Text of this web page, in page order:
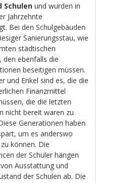
Schulen und wurden in
Jahrzehnte
Bei den Schulgebäuden
Sanierungsstau, wie
städtischen
den ebenfalls die
beseitigen müssen.
und Enkel sind es, die die
Finanzmittel
die die letzten
nicht bereit waren zu
Generationen haben
um es anderswo
können. Die
der Schüler hängen
Ausstattung und
der Schulen ab. Die